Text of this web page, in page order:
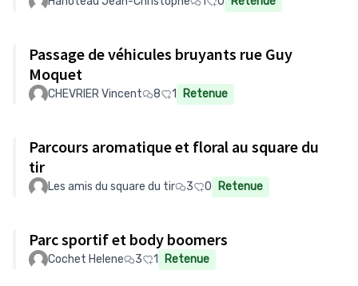
Passage de véhicules bruyants rue Guy
Moquet
CHEVRIER Vincent 8 1 Retenue
Parcours aromatique et floral au square du
tir
Les amis du square du tir 3 0 Retenue
Parc sportif et body boomers
Cochet Helene 3 1 Retenue